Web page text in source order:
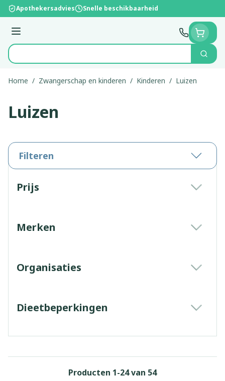
Ga naar de inhoud
Apothekersadvies Snelle beschikbaarheid
Menu
Product, merk, categorie...
Zoek
Home / Zwangerschap en kinderen / Kinderen / Luizen
Luizen
Filteren
Prijs
Merken
Organisaties
Dieetbeperkingen
Producten 1-24van 54